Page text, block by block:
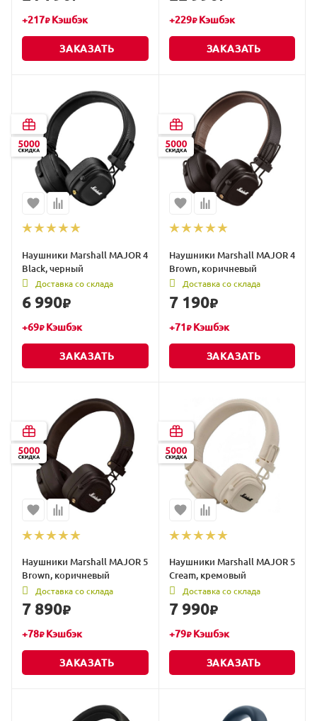
+217₽Кэшбэк
ЗАКАЗАТЬ
+229₽Кэшбэк
ЗАКАЗАТЬ
Наушники Marshall MAJOR 4
Black, черный
Доставка со склада
6 990₽
+69₽Кэшбэк
ЗАКАЗАТЬ
Наушники Marshall MAJOR 4
Brown, коричневый
Доставка со склада
7 190₽
+71₽Кэшбэк
ЗАКАЗАТЬ
Наушники Marshall MAJOR 5
Brown, коричневый
Доставка со склада
7 890₽
+78₽Кэшбэк
ЗАКАЗАТЬ
Наушники Marshall MAJOR 5
Cream, кремовый
Доставка со склада
7 990₽
+79₽Кэшбэк
ЗАКАЗАТЬ